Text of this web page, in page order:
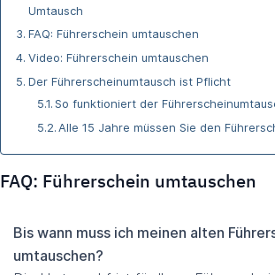
Umtausch
FAQ: Führerschein umtauschen
Video: Führerschein umtauschen
Der Führerscheinumtausch ist Pflicht
So funktioniert der
Alle 15 Jahre müssen Sie den
FAQ: Führerschein umtauschen
Bis wann muss ich meinen alten
umtauschen?